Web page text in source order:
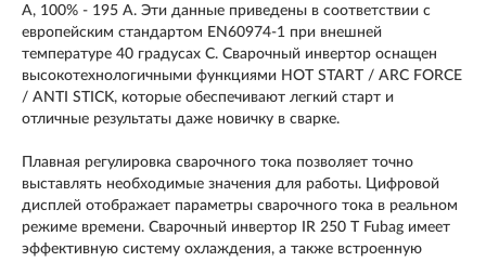
A, 100% - 195 A. Эти данные приведены в соответствии с
европейским стандартом EN60974-1 при внешней
температуре 40 градусах С. Сварочный инвертор оснащен
высокотехнологичными функциями HOT START / ARC FORCE
/ ANTI STICK, которые обеспечивают легкий старт и
отличные результаты даже новичку в сварке.
Плавная регулировка сварочного тока позволяет точно
выставлять необходимые значения для работы. Цифровой
дисплей отображает параметры сварочного тока в реальном
режиме времени. Сварочный инвертор IR 250 Т Fubag имеет
эффективную систему охлаждения, а также встроенную